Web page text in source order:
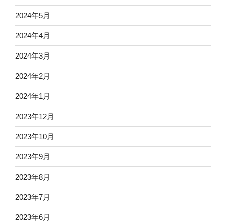
2024年5月
2024年4月
2024年3月
2024年2月
2024年1月
2023年12月
2023年10月
2023年9月
2023年8月
2023年7月
2023年6月